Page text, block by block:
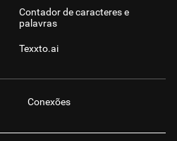
Contador de caracteres e
palavras
Texxto.ai
Conexões